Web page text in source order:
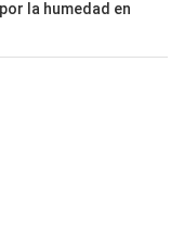
la humedad en